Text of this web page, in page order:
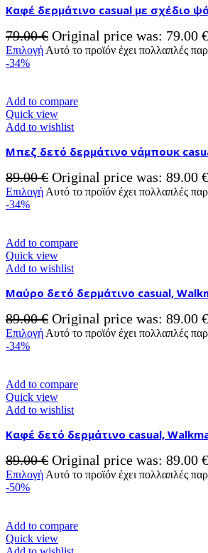
Καφέ δερμάτινο casual με σχέδιο
79.00€ Original price was: 79.00
Επιλογή Αυτό το προϊόν έχει πολλαπλές
-34%
Add to compare
Quick view
Add to wishlist
Μπεζ δετό δερμάτινο νάμπουκ
89.00€ Original price was: 89.00
Επιλογή Αυτό το προϊόν έχει πολλαπλές
-34%
Add to compare
Quick view
Add to wishlist
Μαύρο δετό δερμάτινο casual,
89.00€ Original price was: 89.00
Επιλογή Αυτό το προϊόν έχει πολλαπλές
-34%
Add to compare
Quick view
Add to wishlist
Καφέ δετό δερμάτινο casual,
89.00€ Original price was: 89.00
Επιλογή Αυτό το προϊόν έχει πολλαπλές
-50%
Add to compare
Quick view